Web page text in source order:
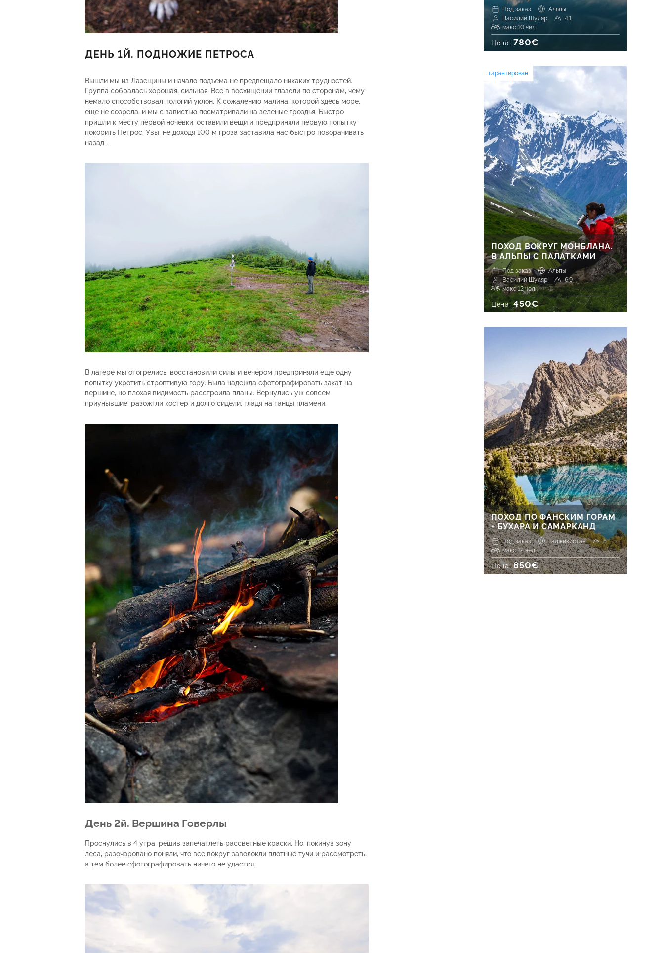
ДЕНЬ 1Й. ПОДНОЖИЕ ПЕТРОСА
Вышли мы из Лазещины и начало подъема не предвещало никаких трудностей.
Группа собралась хорошая, сильная. Все в восхищении глазели по сторонам, чему
немало способствовал пологий уклон. К сожалению малина, которой здесь море,
еще не созрела, и мы с завистью посматривали на зеленые гроздья. Быстро
пришли к месту первой ночевки, оставили вещи и предприняли первую попытку
покорить Петрос. Увы, не доходя 100 м гроза заставила нас быстро поворачивать
назад…
В лагере мы отогрелись, восстановили силы и вечером предприняли еще одну
попытку укротить строптивую гору. Была надежда сфотографировать закат на
вершине, но плохая видимость расстроила планы. Вернулись уж совсем
приунывшие, разожгли костер и долго сидели, гладя на танцы пламени.
День 2й. Вершина Говерлы
Проснулись в 4 утра, решив запечатлеть рассветные краски. Но, покинув зону
леса, разочаровано поняли, что все вокруг заволокли плотные тучи и рассмотреть,
а тем более сфотографировать ничего не удастся.
Под заказ
Альпы
Василий Шуляр
4.1
макс 10 чел.
Цена: 780€
гарантирован
ПОХОД ВОКРУГ МОНБЛАНА.
В АЛЬПЫ С ПАЛАТКАМИ
Под заказ
Альпы
Василий Шуляр
6.9
макс 12 чел.
Цена:450€
ПОХОД ПО ФАНСКИМ ГОРАМ
+ БУХАРА И САМАРКАНД
Под заказ Таджикистан
8
макс 12 чел.
Цена:850€